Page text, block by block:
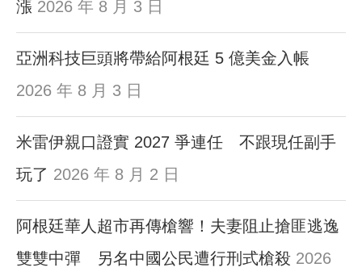
漲 2026 年 8 月 3 日
亞洲科技巨頭將帶給阿根廷 5 億美金入帳
2026 年 8 月 3 日
米雷伊親口證實 2027 爭連任 不跟現任副手
玩了 2026 年 8 月 2 日
阿根廷華人超市再傳槍響！夫妻阻止搶匪逃逸
雙雙中彈 另名中國公民遭行刑式槍殺 2026